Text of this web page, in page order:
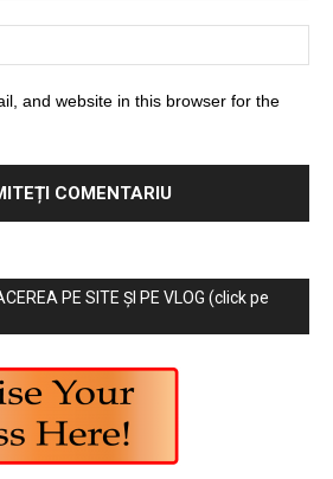
and website in this browser for the
PE SITE ȘI PE VLOG (click pe